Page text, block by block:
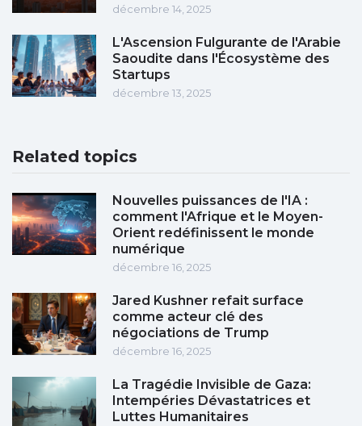
décembre 14, 2025
L'Ascension Fulgurante de l'Arabie
Saoudite dans l'Écosystème des
Startups
décembre 13, 2025
Related topics
Nouvelles puissances de l'IA :
comment l'Afrique et le Moyen-
Orient redéfinissent le monde
numérique
décembre 16, 2025
Jared Kushner refait surface
comme acteur clé des
négociations de Trump
décembre 16, 2025
La Tragédie Invisible de Gaza:
Intempéries Dévastatrices et
Luttes Humanitaires